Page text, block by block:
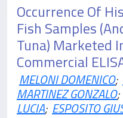
Occurrence Of
Fish Samples
Tuna) Marketed
Commercial
MELONI DOMENICO;
MARTINEZ GONZALO;
LUCIA; ESPOSITO